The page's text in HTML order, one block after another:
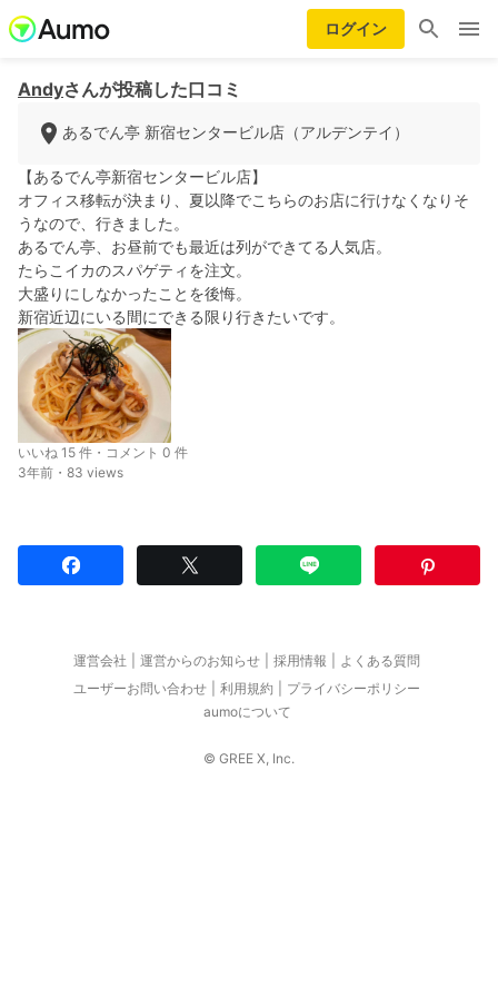
ログイン
Andyさんが投稿した口コミ
あるでん亭 新宿センタービル店（アルデンテイ）
【あるでん亭新宿センタービル店】
オフィス移転が決まり、夏以降でこちらのお店に行けなくなりそ
うなので、行きました。
あるでん亭、お昼前でも最近は列ができてる人気店。
たらこイカのスパゲティを注文。
大盛りにしなかったことを後悔。
新宿近辺にいる間にできる限り行きたいです。
いいね 15 件・コメント 0 件
3年前・83 views
運営会社 運営からのお知らせ 採用情報
よくある質問
ユーザーお問い合わせ
利用規約
プライバシーポリシー
aumoについて
© GREE X, Inc.